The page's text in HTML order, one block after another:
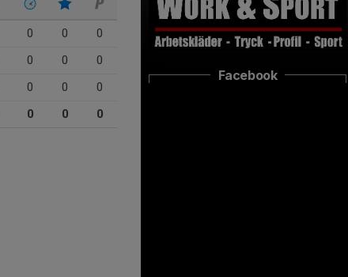
0 0
0
0 0
0
0 0
0
0 0 0
Facebook